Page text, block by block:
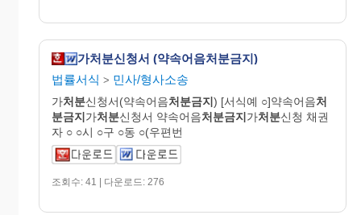
가처분신청서 (약속어음처분금지)
법률서식 > 민사/형사소송
가처분신청서(약속어음처분금지) [서식예 ○]약속어음처
분금지가처분신청서 약속어음처분금지가처분신청 채권
자 ○ ○시 ○구 ○동 ○(우편번
조회수: 41 | 다운로드: 276